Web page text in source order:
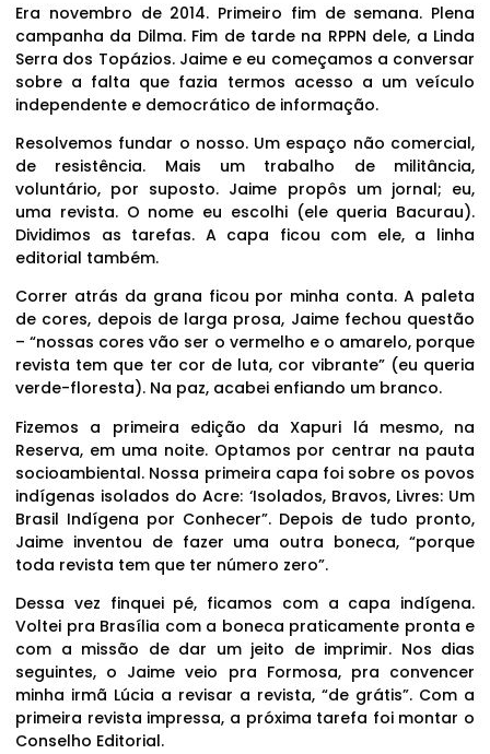
Era novembro de 2014. Primeiro fim de semana. Plena
campanha da Dilma. Fim de tarde na RPPN dele, a Linda
Serra dos Topázios. Jaime e eu começamos a conversar
sobre a falta que fazia termos acesso a um veículo
independente e democrático de informação.
Resolvemos fundar o nosso. Um espaço não comercial,
de resistência. Mais um trabalho de militância,
voluntário, por suposto. Jaime propôs um jornal; eu,
uma revista. O nome eu escolhi (ele queria Bacurau).
Dividimos as tarefas. A capa ficou com ele, a linha
editorial também.
Correr atrás da grana ficou por minha conta. A paleta
de cores, depois de larga prosa, Jaime fechou questão
– “nossas cores vão ser o vermelho e o amarelo, porque
revista tem que ter cor de luta, cor vibrante” (eu queria
verde-floresta). Na paz, acabei enfiando um branco.
Fizemos a primeira edição da Xapuri lá mesmo, na
Reserva, em uma noite. Optamos por centrar na pauta
socioambiental. Nossa primeira capa foi sobre os povos
indígenas isolados do Acre: ‘Isolados, Bravos, Livres: Um
Brasil Indígena por Conhecer”. Depois de tudo pronto,
Jaime inventou de fazer uma outra boneca, “porque
toda revista tem que ter número zero”.
Dessa vez finquei pé, ficamos com a capa indígena.
Voltei pra Brasília com a boneca praticamente pronta e
com a missão de dar um jeito de imprimir. Nos dias
seguintes, o Jaime veio pra Formosa, pra convencer
minha irmã Lúcia a revisar a revista, “de grátis”. Com a
primeira revista impressa, a próxima tarefa foi montar o
Conselho Editorial.